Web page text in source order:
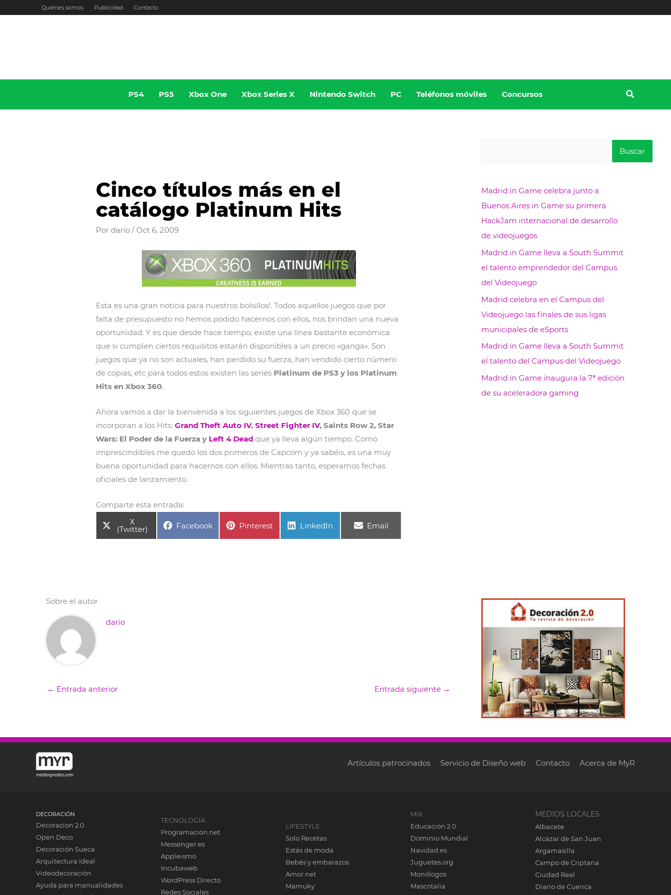
Quiénes somos Publicidad Contacto
PS4 PS5 Xbox One Xbox Series X Nintendo Switch PC Teléfonos móviles Concursos
Cinco títulos más en el
catálogo Platinum Hits
Pordario/Oct 6, 2009
Esta es una gran noticia para nuestros bolsillos!. Todos aquellos juegos que por
falta de presupuesto no hemos podido hacernos con ellos, nos brindan una nueva
oportunidad. Y es que desde hace tiempo, existe una línea bastante económica
que si cumplen ciertos requisitos estarán disponibles a un precio «ganga». Son
juegos que ya no son actuales, han perdido su fuerza, han vendido cierto número
de copias, etc para todos estos existen las series Platinum de PS3 y los Platinum
Hits en Xbox 360.
Ahora vamos a dar la bienvenida a los siguientes juegos de Xbox 360 que se
incorporan a los Hits:Grand Theft Auto IV,Street Fighter IV, Saints Row 2, Star
Wars: El Poder de la Fuerza y Left 4 Dead que ya lleva algún tiempo. Como
imprescindibles me quedo los dos primeros de Capcom y ya sabéis, es una muy
buena oportunidad para hacernos con ellos. Mientras tanto, esperamos fechas
oficiales de lanzamiento.
Comparte esta entrada:
Compartir
en
X
(Twitter) Compartir
Facebook Compartir
Pinterest Compartir
LinkedIn Compartir
Email
Sobre el autor
dario
← Entrada anterior Entrada siguiente →
c
a
r
Buscar
Madrid in Game celebra junto a
Buenos Aires in Game su primera
HackJam internacional de desarrollo
de videojuegos
Madrid in Game lleva a South Summit
el talento emprendedor del Campus
del Videojuego
Madrid celebra en el Campus del
Videojuego las finales de sus ligas
municipales de eSports
Madrid in Game lleva a South Summit
el talento del Campus del Videojuego
Madrid in Game inaugura la 7ª edición
de su aceleradora gaming
Artículos patrocinados Servicio de Diseño web Contacto Acerca de MyR
DECORACIÓN
Decoracion 2.0
Open Deco
Decoración Sueca
Arquitectura Ideal
Videodecoración
Ayuda para manualidades
TECNOLOGÍA
Programacion.net
Messenger.es
Appleismo
Incubaweb
WordPress Directo
Redes Sociales
LIFESTYLE
Solo Recetas
Estás de moda
Bebés y embarazos
Amor.net
Mamuky
MIX
Educación 2.0
Dominio Mundial
Navidad.es
Juguetes.org
Monólogos
Mascotalia
MEDIOS LOCALES
Albacete
Alcázar de San Juan
Argamasilla
Campo de Criptana
Ciudad Real
Diario de Cuenca